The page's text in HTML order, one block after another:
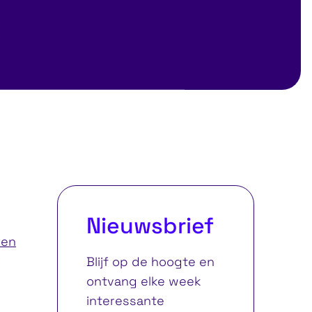
en
Nieuwsbrief
Blijf op de hoogte en
ontvang elke week
interessante